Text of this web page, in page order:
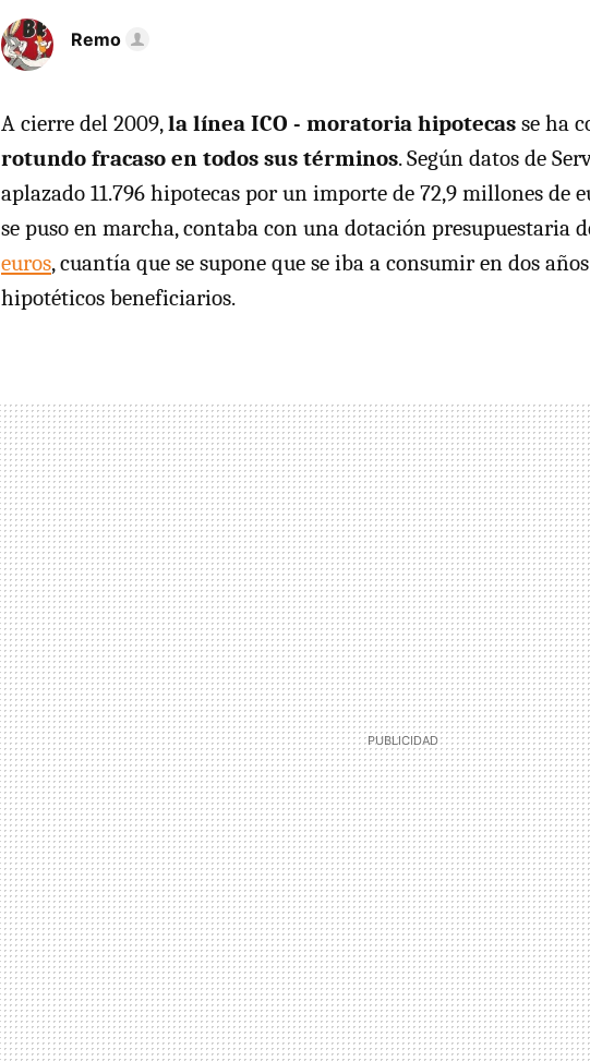
Remo
A cierre del 2009,la línea ICO - moratoria hipotecas se ha
rotundo fracaso en todos sus términos. Según datos de
aplazado 11.796 hipotecas por un importe de 72,9 millones de
se puso en marcha, contaba con una dotación presupuestaria
euros, cuantía que se supone que se iba a consumir en dos
hipotéticos beneficiarios.